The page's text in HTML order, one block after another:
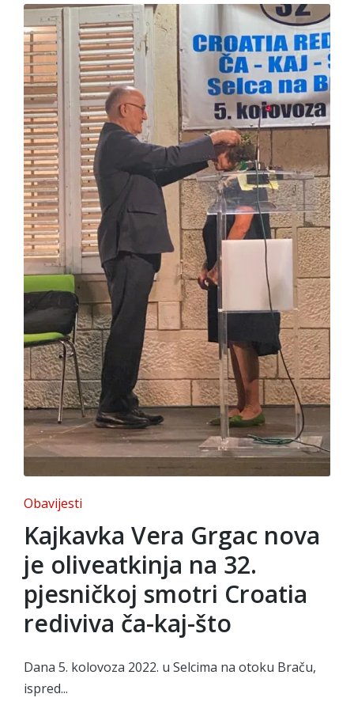
Posted
in
Obavijesti
Kajkavka Vera Grgac nova
je oliveatkinja na 32.
pjesničkoj smotri Croatia
rediviva ča-kaj-što
Dana 5. kolovoza 2022. u Selcima na otoku Braču,
ispred...